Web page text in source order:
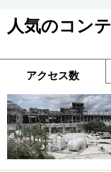
人気のコン
アクセス数